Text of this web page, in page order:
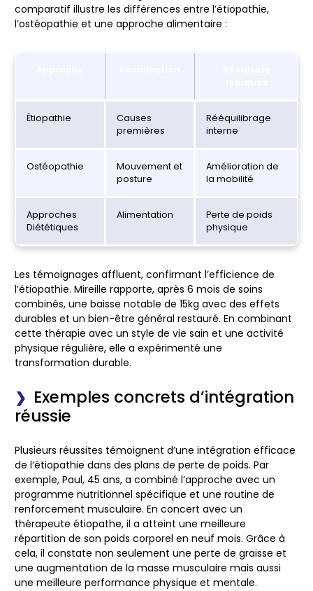
comparatif illustre les différences entre l’étiopathie,
l’ostéopathie et une approche alimentaire :
Étiopathie
Causes
premières
Rééquilibrage
interne
Ostéopathie
Mouvement et
posture
Amélioration de
la mobilité
Approches
Diététiques
Alimentation
Perte de poids
physique
Les témoignages affluent, confirmant l’efficience de
l’étiopathie. Mireille rapporte, après 6 mois de soins
combinés, une baisse notable de 15kg avec des effets
durables et un bien-être général restauré. En combinant
cette thérapie avec un style de vie sain et une activité
physique régulière, elle a expérimenté une
transformation durable.
Exemples concrets d’intégration
réussie
Plusieurs réussites témoignent d’une intégration efficace
de l’étiopathie dans des plans de perte de poids. Par
exemple, Paul, 45 ans, a combiné l’approche avec un
programme nutritionnel spécifique et une routine de
renforcement musculaire. En concert avec un
thérapeute étiopathe, il a atteint une meilleure
répartition de son poids corporel en neuf mois. Grâce à
cela, il constate non seulement une perte de graisse et
une augmentation de la masse musculaire mais aussi
une meilleure performance physique et mentale.